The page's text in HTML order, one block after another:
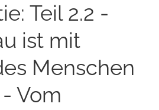
Teil 2.2 -
ist mit
Menschen
Vom